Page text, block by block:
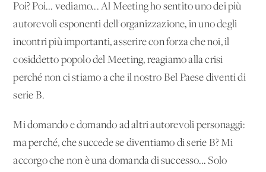
Poi? Poi... vediamo... Al Meeting ho sentito uno dei più
autorevoli esponenti dell'organizzazione, in uno degli
incontri più importanti, asserire con forza che noi, il
cosiddetto popolo del Meeting, reagiamo alla crisi
perché non ci stiamo a che il nostro Bel Paese diventi di
serie B.
Mi domando e domando ad altri autorevoli personaggi:
ma perché, che succede se diventiamo di serie B? Mi
accorgo che non è una domanda di successo... Solo